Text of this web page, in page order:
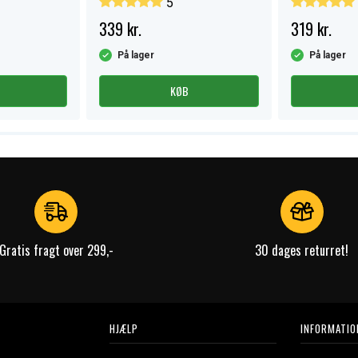
339 kr.
På lager
KØB
319 kr.
På lager
fragt over 299,- 30 dages returret!
HJÆLP